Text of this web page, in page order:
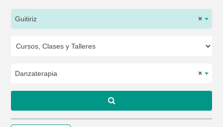
×
Guitiriz
×
Danzaterapia